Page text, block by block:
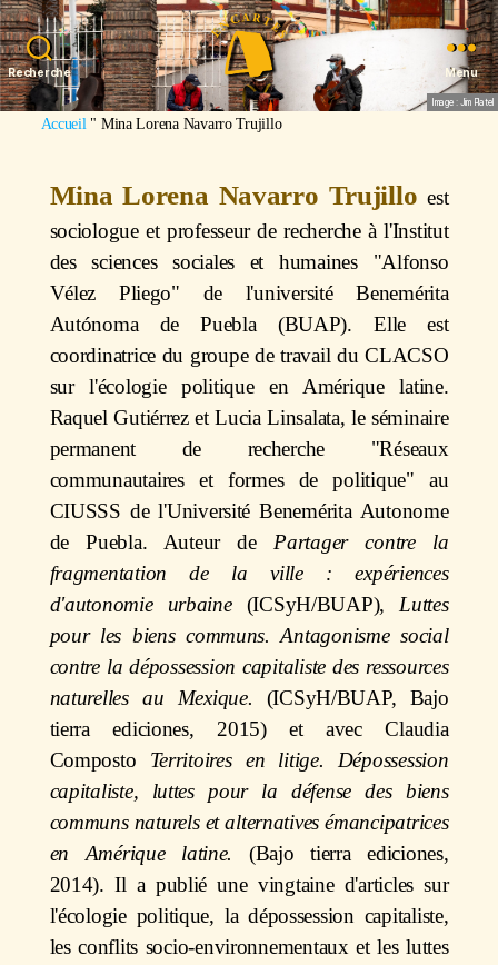
Recherche Menu
Image : Jim Platel
Accueil " Mina Lorena Navarro Trujillo
Mina Lorena Navarro Trujilloest
sociologue et professeur de recherche à l'Institut
des sciences sociales et humaines "Alfonso
Vélez Pliego" de l'université Benemérita
Autónoma de Puebla (BUAP). Elle est
coordinatrice du groupe de travail du CLACSO
sur l'écologie politique en Amérique latine.
Raquel Gutiérrez et Lucia Linsalata, le séminaire
permanent de recherche "Réseaux
communautaires et formes de politique" au
CIUSSS de l'Université Benemérita Autonome
de Puebla. Auteur de Partager contre la
fragmentation de la ville : expériences
d'autonomie urbaine(ICSyH/BUAP), Luttes
pour les biens communs. Antagonisme social
contre la dépossession capitaliste des ressources
naturelles au Mexique. (ICSyH/BUAP, Bajo
tierra ediciones, 2015) et avec Claudia
Composto Territoires en litige. Dépossession
capitaliste, luttes pour la défense des biens
communs naturels et alternatives émancipatrices
en Amérique latine.
(Bajo tierra ediciones,
2014). Il a publié une vingtaine d'articles sur
l'écologie politique, la dépossession capitaliste,
les conflits socio-environnementaux et les luttes